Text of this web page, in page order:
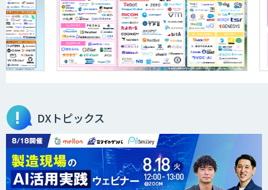
JAPAN AI KNOWLEDGE
オーダーメイドAI人材育成研修
DXトピックス